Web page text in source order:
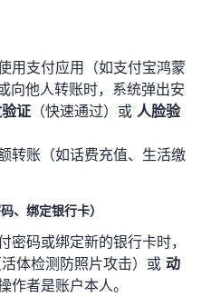
用支付应用（如支付宝鸿蒙
向他人转账时，系统弹出安
证​ ​（快速通过）或 ​ ​人脸验
转账（如话费充值、生活缴
、绑定银行卡）
密码或绑定新的银行卡时，
活体检测防照片攻击）或 ​动
作者是账户本人。